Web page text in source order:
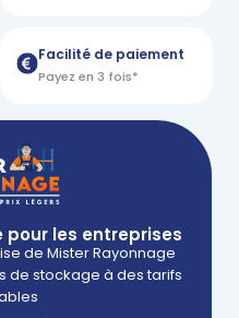
Facilité de paiement
Payez en 3 fois*
les entreprises
de Mister Rayonnage
de stockage à des tarifs